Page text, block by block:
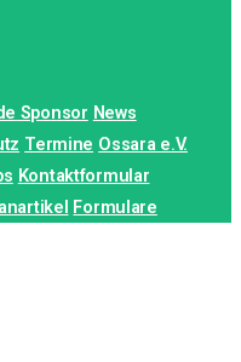
Sponsor News
Termine Ossara e.V.
Kontaktformular
Formulare